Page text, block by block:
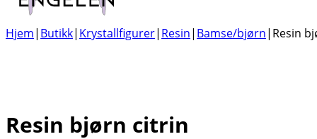
Hjem| Butikk| Krystallfigurer| Resin| Bamse/bjørn| Resin
Resin bjørn citrin